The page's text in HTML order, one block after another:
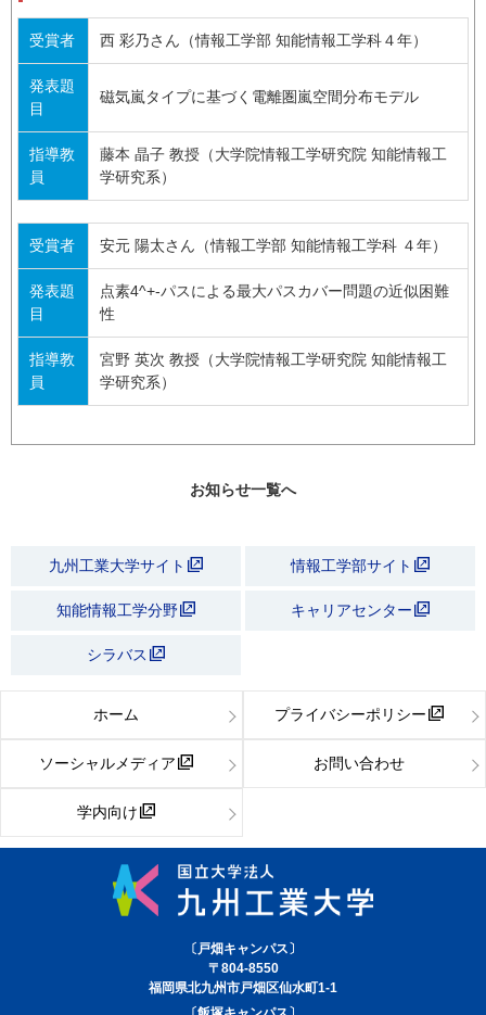
受賞者 西 彩乃さん（情報工学部 知能情報工学科４年）
発表題
目
磁気嵐タイプに基づく電離圏嵐空間分布モデル
指導教
員
藤本 晶子 教授（大学院情報工学研究院 知能情報工
学研究系）
受賞者 安元 陽太さん（情報工学部 知能情報工学科 ４年）
発表題
目
点素4^+-パスによる最大パスカバー問題の近似困難
性
指導教
員
宮野 英次 教授（大学院情報工学研究院 知能情報工
学研究系）
お知らせ一覧へ
九州工業大学サイト 情報工学部サイト
知能情報工学分野 キャリアセンター
シラバス
ホーム プライバシーポリシー
ソーシャルメディア お問い合わせ
学内向け
〔戸畑キャンパス〕
〒804-8550
福岡県北九州市戸畑区仙水町1-1